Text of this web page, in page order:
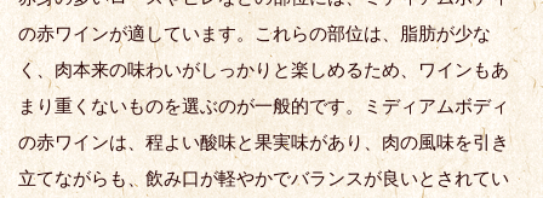
の赤ワインが適しています。これらの部位は、脂肪が少な
く、肉本来の味わいがしっかりと楽しめるため、ワインもあ
まり重くないものを選ぶのが一般的です。ミディアムボディ
の赤ワインは、程よい酸味と果実味があり、肉の風味を引き
立てながらも、飲み口が軽やかでバランスが良いとされてい